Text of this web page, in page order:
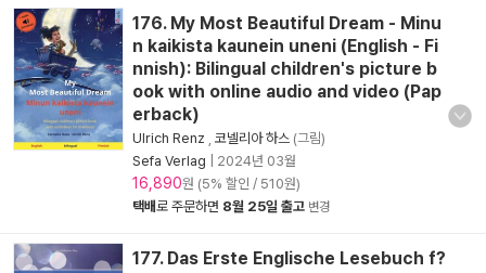
176. My Most Beautiful Dream - Minu
n kaikista kaunein uneni (English - Fi
nnish): Bilingual children's picture b
ook with online audio and video (Pap
erback)
Ulrich Renz 코넬리아 하스 (그림)
Sefa Verlag
2024년 03월
16,890원 (5% 할인 / 510원)
택배로 주문하면 8월 25일 출고 변경
177. Das Erste Englische Lesebuch f?